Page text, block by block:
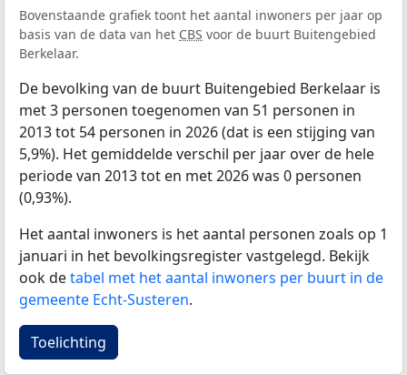
Bovenstaande grafiek toont het aantal inwoners per jaar op
basis van de data van het CBS voor de buurt Buitengebied
Berkelaar.
De bevolking van de buurt Buitengebied Berkelaar is
met 3 personen toegenomen van 51 personen in
2013 tot 54 personen in 2026 (dat is een stijging van
5,9%). Het gemiddelde verschil per jaar over de hele
periode van 2013 tot en met 2026 was 0 personen
(0,93%).
Het aantal inwoners is het aantal personen zoals op 1
januari in het bevolkingsregister vastgelegd. Bekijk
ook detabel met het aantal inwoners per buurt in de
gemeente Echt-Susteren.
Toelichting